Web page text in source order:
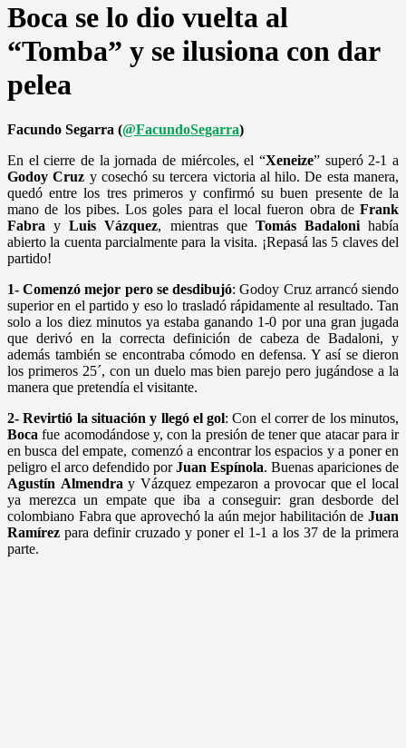
Boca se lo dio vuelta al
“Tomba” y se ilusiona con dar
pelea
Facundo Segarra (@FacundoSegarra)
En el cierre de la jornada de miércoles, el “Xeneize” superó 2-1 a
Godoy Cruz y cosechó su tercera victoria al hilo. De esta manera,
quedó entre los tres primeros y confirmó su buen presente de la
mano de los pibes. Los goles para el local fueron obra de Frank
Fabra yLuis Vázquez, mientras que Tomás Badalonihabía
abierto la cuenta parcialmente para la visita. ¡Repasá las 5 claves del
partido!
1- Comenzó mejor pero se desdibujó: Godoy Cruz arrancó siendo
superior en el partido y eso lo trasladó rápidamente al resultado. Tan
solo a los diez minutos ya estaba ganando 1-0 por una gran jugada
que derivó en la correcta definición de cabeza de Badaloni, y
además también se encontraba cómodo en defensa. Y así se dieron
los primeros 25´, con un duelo mas bien parejo pero jugándose a la
manera que pretendía el visitante.
2- Revirtió la situación y llegó el gol: Con el correr de los minutos,
Boca fue acomodándose y, con la presión de tener que atacar para ir
en busca del empate, comenzó a encontrar los espacios y a poner en
peligro el arco defendido porJuan Espínola. Buenas apariciones de
Agustín Almendra y Vázquez empezaron a provocar que el local
ya merezca un empate que iba a conseguir: gran desborde del
colombiano Fabra que aprovechó la aún mejor habilitación de Juan
Ramírez para definir cruzado y poner el 1-1 a los 37 de la primera
parte.